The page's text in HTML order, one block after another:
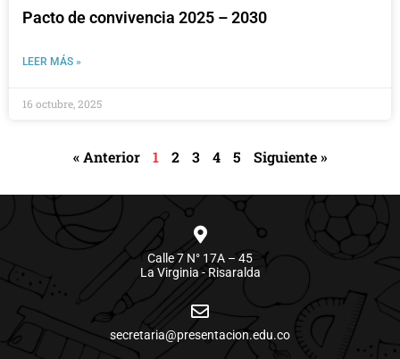
Pacto de convivencia 2025 – 2030
LEER MÁS »
16 octubre, 2025
« Anterior 1 2 3 4 5 Siguiente »
Calle 7 N° 17A – 45
La Virginia - Risaralda
secretaria@presentacion.edu.co